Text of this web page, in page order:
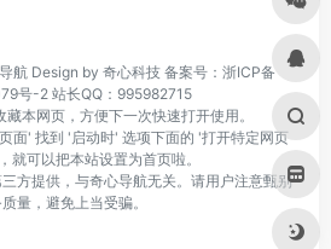
航 Design by 奇心科技 备案号：浙ICP备
号-2 站长QQ：995982715
本网页，方便下一次快速打开使用。
面' 找到 '启动时' 选项下面的 '打开特定网页
就可以把本站设置为首页啦。
方提供，与奇心导航无关。请用户注意甄别
量，避免上当受骗。